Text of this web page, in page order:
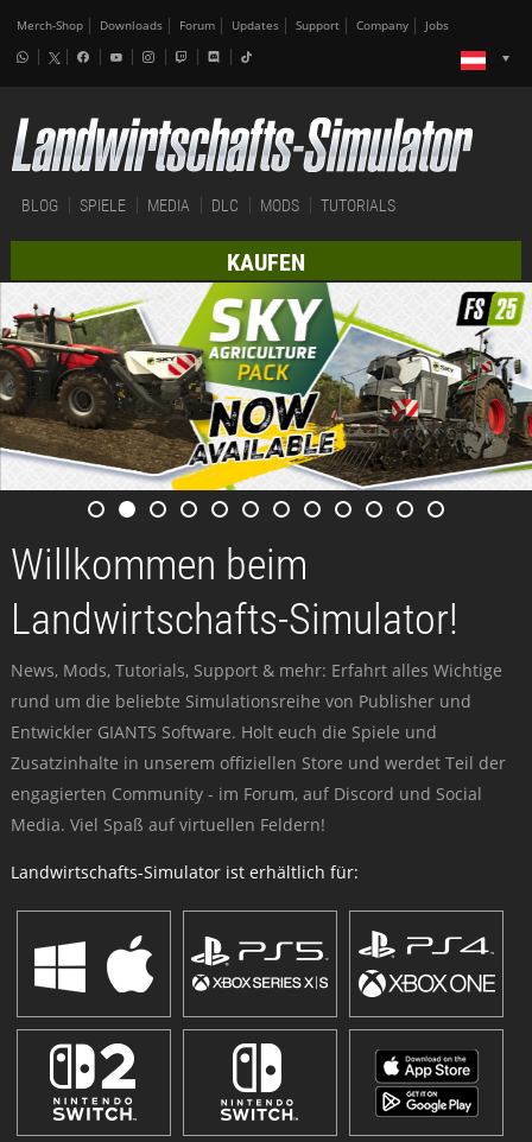
Merch-Shop Downloads Forum Updates Support Company Jobs
BLOG SPIELE MEDIA DLC MODS TUTORIALS
KAUFEN
Willkommen beim
Landwirtschafts-Simulator!
News, Mods, Tutorials, Support & mehr: Erfahrt alles Wichtige
rund um die beliebte Simulationsreihe von Publisher und
Entwickler GIANTS Software. Holt euch die Spiele und
Zusatzinhalte in unserem offiziellen Store und werdet Teil der
engagierten Community - im Forum, auf Discord und Social
Media. Viel Spaß auf virtuellen Feldern!
Landwirtschafts-Simulator ist erhältlich für: